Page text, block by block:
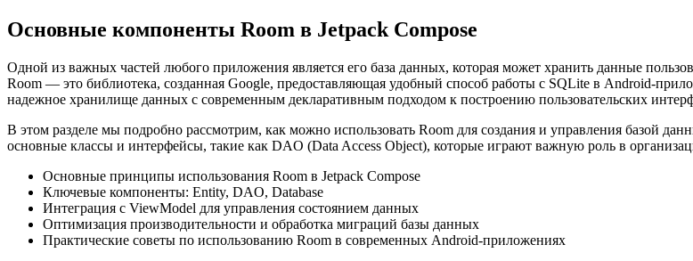
Основные компоненты Room в Jetpack Compose
Одной из важных частей любого приложения является его база данных, которая может хранить данные
Room — это библиотека, созданная Google, предоставляющая удобный способ работы с SQLite в Android-
надежное хранилище данных с современным декларативным подходом к построению пользовательских
В этом разделе мы подробно рассмотрим, как можно использовать Room для создания и управления базой
основные классы и интерфейсы, такие как DAO (Data Access Object), которые играют важную роль в
Основные принципы использования Room в Jetpack Compose
Ключевые компоненты: Entity, DAO, Database
Интеграция с ViewModel для управления состоянием данных
Оптимизация производительности и обработка миграций базы данных
Практические советы по использованию Room в современных Android-приложениях